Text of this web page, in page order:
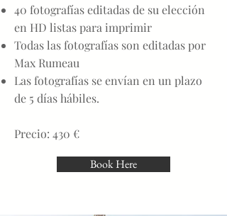
40 fotografías editadas de su elección
en HD listas para imprimir
Todas las fotografías son editadas por
Max Rumeau
Las fotografías se envían en un plazo
de 5 días hábiles.
Precio: 430 €
Book Here